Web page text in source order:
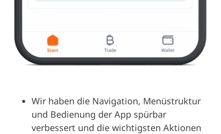
Wir haben die Navigation, Menüstruktur
und Bedienung der App spürbar
verbessert und die wichtigsten Aktionen